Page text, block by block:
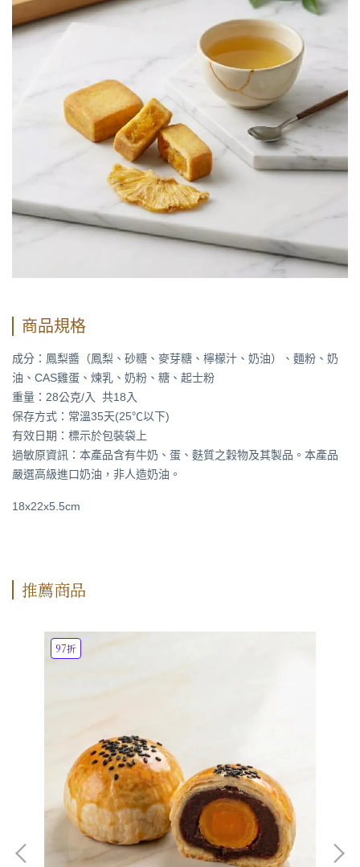
商品規格
成分：鳳梨醬（鳳梨、砂糖、麥芽糖、檸檬汁、奶油）、麵粉、奶
油、CAS雞蛋、煉乳、奶粉、糖、起士粉
重量：28公克/入 共18入
保存方式：常溫35天(25℃以下)
有效日期：標示於包裝袋上
過敏原資訊：本產品含有牛奶、蛋、麩質之穀物及其製品。本產品
嚴選高級進口奶油，非人造奶油。
18x22x5.5cm
推薦商品
97折